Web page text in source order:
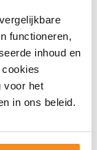
functioneren,
inhoud en
voor het
in ons beleid.